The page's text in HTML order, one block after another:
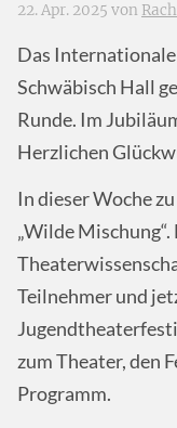
22. Apr. 2025 von
Das
Schwäbisch Hall
Runde. Im
Herzlichen
In dieser Woche
„Wilde
Teilnehmer und
zum Theater, den
Programm.